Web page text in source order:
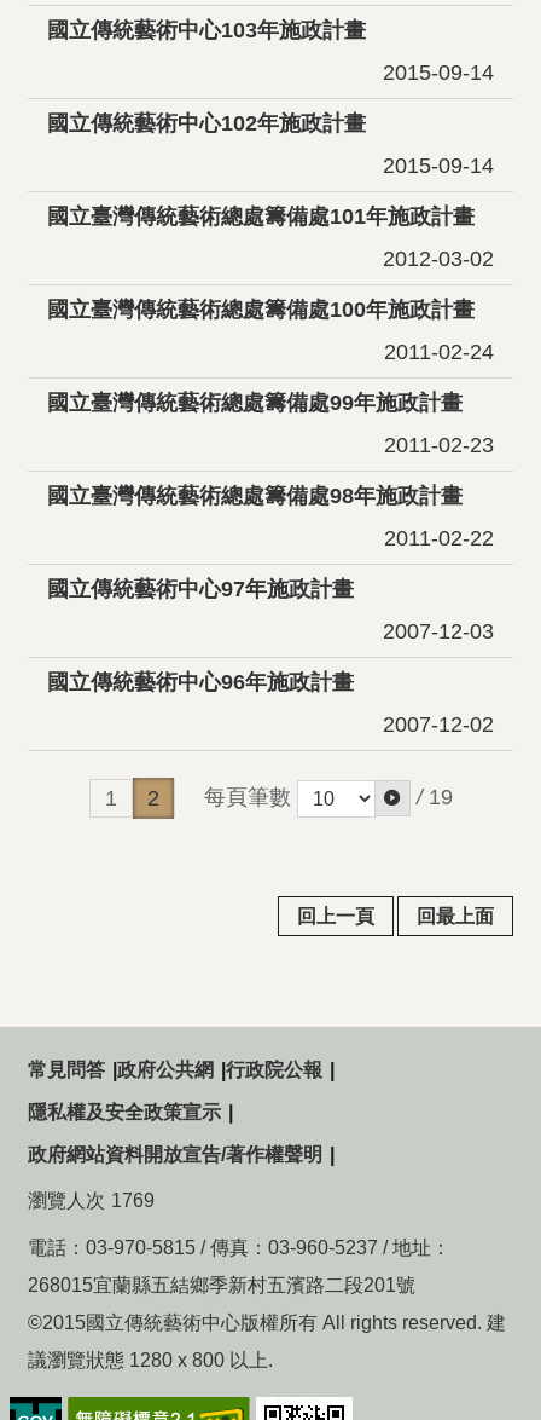
國立傳統藝術中心103年施政計畫
2015-09-14
國立傳統藝術中心102年施政計畫
2015-09-14
國立臺灣傳統藝術總處籌備處101年施政計畫
2012-03-02
國立臺灣傳統藝術總處籌備處100年施政計畫
2011-02-24
國立臺灣傳統藝術總處籌備處99年施政計畫
2011-02-23
國立臺灣傳統藝術總處籌備處98年施政計畫
2011-02-22
國立傳統藝術中心97年施政計畫
2007-12-03
國立傳統藝術中心96年施政計畫
2007-12-02
1 2 每頁筆數 / 19
回上一頁 回最上面
常見問答 政府公共網 行政院公報
隱私權及安全政策宣示
政府網站資料開放宣告/著作權聲明
瀏覽人次 1769
電話：03-970-5815 / 傳真：03-960-5237 / 地址：
268015宜蘭縣五結鄉季新村五濱路二段201號
©2015國立傳統藝術中心版權所有 All rights reserved. 建
議瀏覽狀態 1280 x 800 以上.